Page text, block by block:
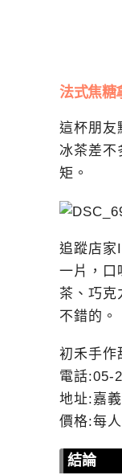
法式焦糖
這杯朋友
冰茶差不
矩。
追蹤店家
一片，口
茶、巧克
不錯的。
初禾手作
電話:05-
地址:嘉
價格:每
結論